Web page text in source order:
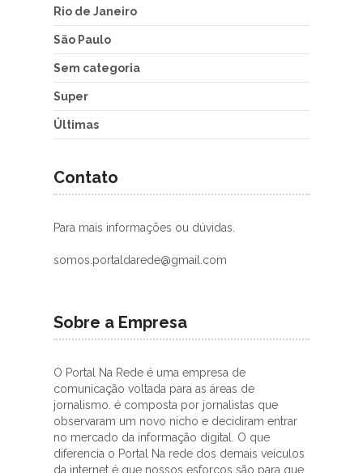
Rio de Janeiro
São Paulo
Sem categoria
Super
Últimas
Contato
Para mais informações ou dúvidas.
somos.portaldarede@gmail.com
Sobre a Empresa
O Portal Na Rede é uma empresa de
comunicação voltada para as áreas de
jornalismo. é composta por jornalistas que
observaram um novo nicho e decidiram entrar
no mercado da informação digital. O que
diferencia o Portal Na rede dos demais veículos
da internet é que nossos esforços são para que